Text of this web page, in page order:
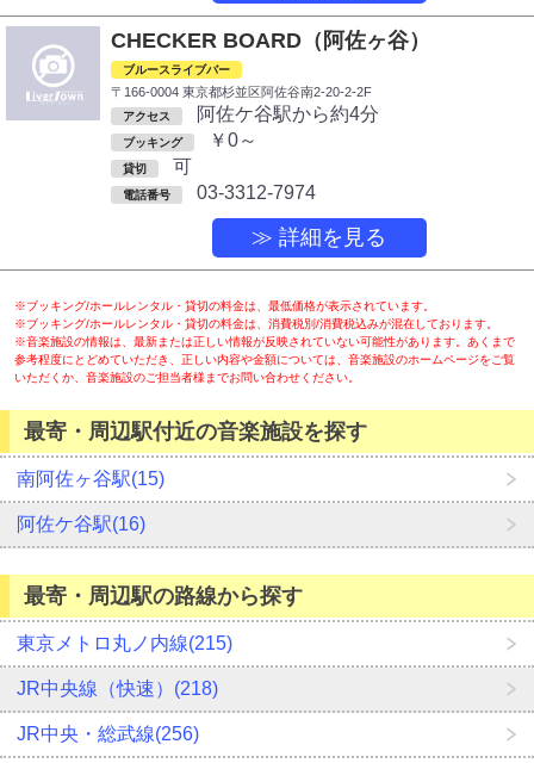
CHECKER BOARD（阿佐ヶ谷）
ブルースライブバー
〒166-0004 東京都杉並区阿佐谷南2-20-2-2F
アクセス 阿佐ケ谷駅から約4分
ブッキング ￥0～
貸切 可
電話番号 03-3312-7974
≫ 詳細を見る
※ブッキング/ホールレンタル・貸切の料金は、最低価格が表示されています。
※ブッキング/ホールレンタル・貸切の料金は、消費税別/消費税込みが混在しております。
※音楽施設の情報は、最新または正しい情報が反映されていない可能性があります。あくまで
参考程度にとどめていただき、正しい内容や金額については、音楽施設のホームページをご覧
いただくか、音楽施設のご担当者様までお問い合わせください。
最寄・周辺駅付近の音楽施設を探す
南阿佐ヶ谷駅(15)
阿佐ケ谷駅(16)
最寄・周辺駅の路線から探す
東京メトロ丸ノ内線(215)
JR中央線（快速）(218)
JR中央・総武線(256)